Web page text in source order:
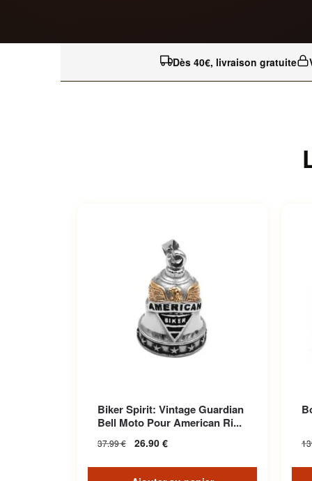
Dès 40€, livraison gratuite
Biker Spirit: Vintage Guardian
Bell Moto Pour American Ri...
37.99€ 26.90 €